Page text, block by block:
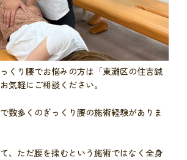
くり腰でお悩みの方は「東灘区の住吉鍼
気軽にご相談ください。
数多くのぎっくり腰の施術経験がありま
、ただ腰を揉むという施術ではなく全身